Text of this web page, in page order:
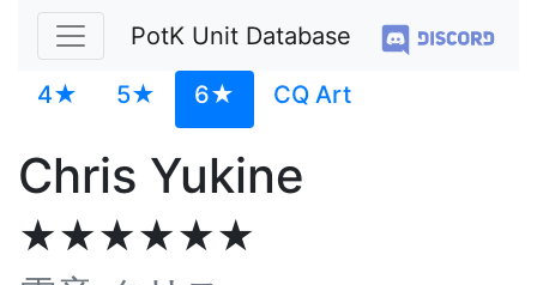
PotK Unit Database
4★ 5★ 6★ CQ Art
Chris Yukine
★★★★★★